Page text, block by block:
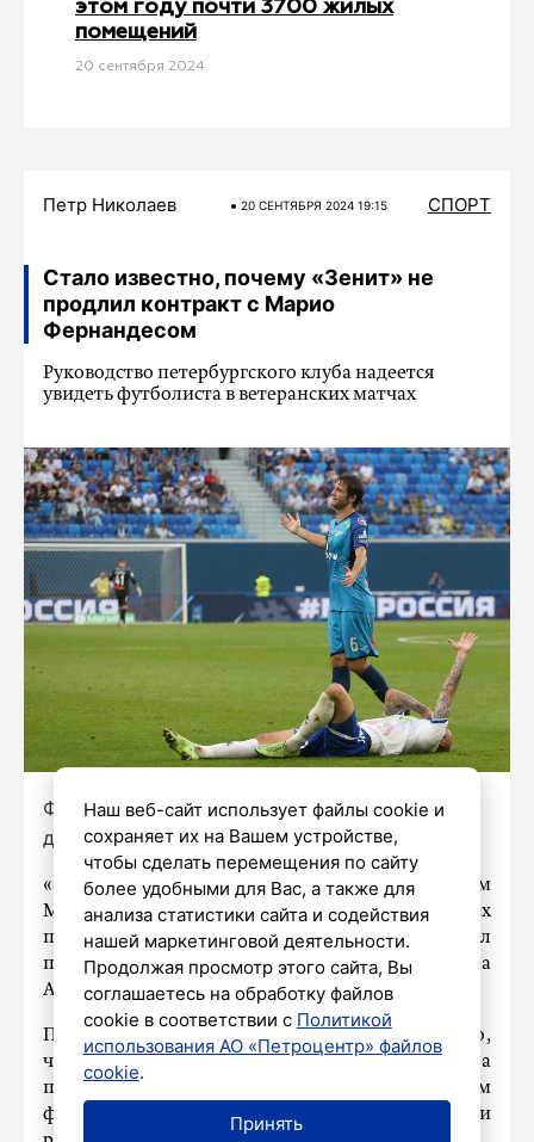
этом году почти 3700 жилых
помещений
20 сентября 2024
Петр Николаев 20 СЕНТЯБРЯ 2024 19:15 СПОРТ
Стало известно, почему «Зенит» не
продлил контракт с Марио
Фернандесом
Руководство петербургского клуба надеется
увидеть футболиста в ветеранских матчах
Фото: Александр Глуз/«Петербургский
дневник»
«Зенит» не продлил контракт с защитником
Марио Фернандесом из-за медицинских
показаний игрока. Об этом сообщил
председатель правления петербургского клуба
Александр Медведев.
По его словам, в «Зените» все надеялись на то,
что защитник сможет вернуться на
профессиональный уровень после травмы. Сам
футболист делал для этого все возможное и
Наш веб-сайт использует файлы cookie и
сохраняет их на Вашем устройстве,
чтобы сделать перемещения по сайту
более удобными для Вас, а также для
анализа статистики сайта и содействия
нашей маркетинговой деятельности.
Продолжая просмотр этого сайта, Вы
соглашаетесь на обработку файлов
cookie в соответствии с Политикой
использования АО «Петроцентр» файлов
cookie.
Принять